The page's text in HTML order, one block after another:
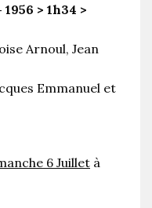
> 1h34 >
Arnoul, Jean
Emmanuel et
6 Juillet à